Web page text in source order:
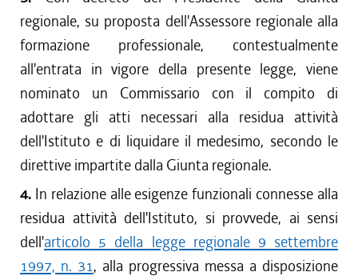
regionale, su proposta dell'Assessore regionale alla
formazione professionale, contestualmente
all'entrata in vigore della presente legge, viene
nominato un Commissario con il compito di
adottare gli atti necessari alla residua attività
dell'Istituto e di liquidare il medesimo, secondo le
direttive impartite dalla Giunta regionale.
4. In relazione alle esigenze funzionali connesse alla
residua attività dell'Istituto, si provvede, ai sensi
dell'articolo 5 della legge regionale 9 settembre
1997, n. 31, alla progressiva messa a disposizione